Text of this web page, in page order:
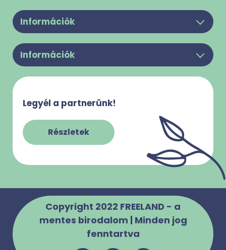
Információk
Felhasználási feltételek
Adatkezelési Tájékoztató
Impresszum
Szabályzatok
Információk
Gy.I.K.
Legyél a partnerünk!
Részletek
Copyright 2022 FREELAND - a
mentes birodalom | Minden jog
fenntartva